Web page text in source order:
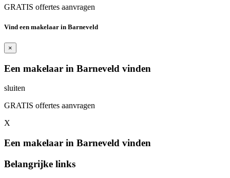
GRATIS offertes aanvragen
Vind een makelaar in Barneveld
×
Een makelaar in Barneveld vinden
sluiten
GRATIS offertes aanvragen
X
Een makelaar in Barneveld vinden
Belangrijke links